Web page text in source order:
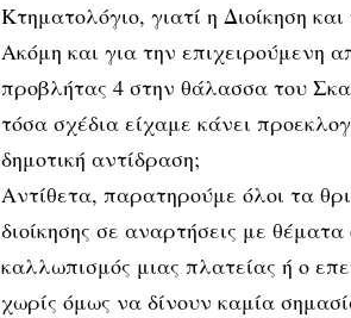
Κτηματολόγιο, γιατί η Διοίκηση
Ακόμη και για την επιχειρούμενη
προβλήτας 4 στην θάλασσα του
τόσα σχέδια είχαμε κάνει
δημοτική αντίδραση;
Αντίθετα, παρατηρούμε όλοι τα
διοίκησης σε αναρτήσεις με
καλλωπισμός μιας πλατείας ή ο
χωρίς όμως να δίνουν καμία